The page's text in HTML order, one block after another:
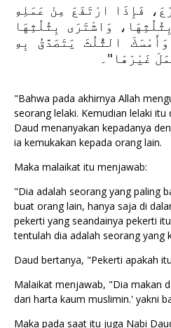
فَإِذَا ارْتَفَعَ مِنْ عَمَلِهِ
وَاشْتَرَى بِثُلُثِهَا
الثُّلُثَ يَتَصَدَّقُ بِهِ
غَيْرَهَا"۔
"Bahwa pada akhirnya Allah
seorang lelaki. Kemudian lelaki
Daud menanyakan kepadanya
ia kemukakan kepada orang lain.
Maka malaikat itu menjawab:
"Dia adalah seorang yang paling
buat orang lain, hanya saja di
pekerti yang seandainya pekerti
tentulah dia adalah seorang yang
Daud bertanya, "Pekerti apakah
Malaikat menjawab, "Dia makan
dari harta kaum muslimin.' yakni
Maka pada saat itu juga Nabi